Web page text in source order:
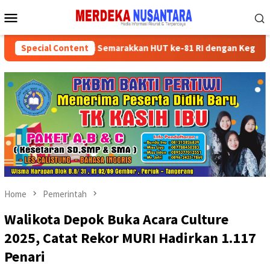
to
Menu
Special Content
Kader Partai Semarakkan HUT ke-81 RI dengan Kegiatan Sosial
Home Pemerintah
Walikota Depok Buka Acara Culture
2025, Catat Rekor MURI Hadirkan 1.117
Penari